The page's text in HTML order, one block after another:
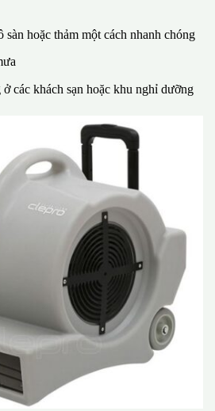
hoặc thảm một cách nhanh chóng
các khách sạn hoặc khu nghỉ dưỡng